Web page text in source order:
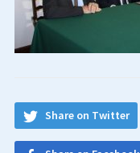
Share on Twitter